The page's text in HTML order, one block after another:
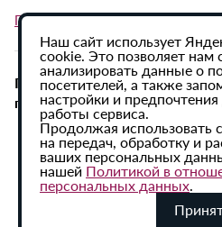
Политика в отношении
При использовании
гиперссылка на ИА «Регион
Наш сайт использует
cookie. Это позволяет нам
анализировать данные о
посетителей, а также
настройки и
работы сервиса.
Продолжая использовать
на передач, обработку и
ваших персональных
нашей Политикой в
персональных данных.